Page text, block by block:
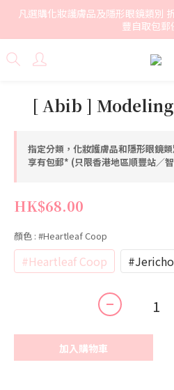
凡選購化妝護膚品及隱形眼鏡類別
豐自取包郵
[ Abib ]
指定分類，化妝護膚品和隱形眼鏡
享有包郵* (只限香港地區順豐站／智
HK$68.00
顏色 : #Heartleaf Coop
#Heartleaf Coop
加入購物車